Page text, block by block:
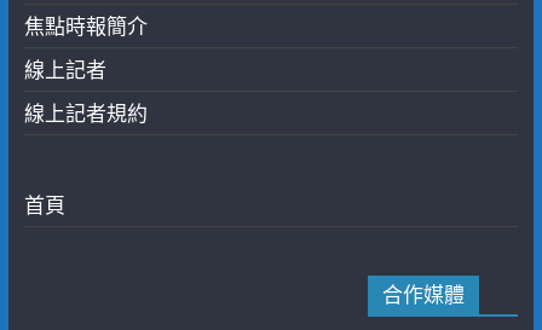
焦點時報簡介
線上記者
線上記者規約
首頁
合作媒體